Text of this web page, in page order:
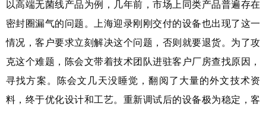
以高端无菌线产品为例，几年前，市场上同类产品普遍存在
密封圈漏气的问题。上海迎录刚刚交付的设备也出现了这一
情况，客户要求立刻解决这个问题，否则就要退货。为了攻
克这个难题，陈会文带着技术团队进驻客户厂房查找原因，
寻找方案。陈会文几天没睡觉，翻阅了大量的外文技术资
料，终于优化设计和工艺。重新调试后的设备极为稳定，客